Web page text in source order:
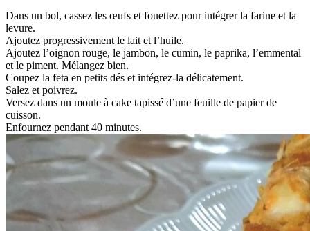
Dans un bol, cassez les œufs et fouettez pour intégrer la farine et la
levure.
Ajoutez progressivement le lait et l’huile.
Ajoutez l’oignon rouge, le jambon, le cumin, le paprika, l’emmental
et le piment. Mélangez bien.
Coupez la feta en petits dés et intégrez-la délicatement.
Salez et poivrez.
Versez dans un moule à cake tapissé d’une feuille de papier de
cuisson.
Enfournez pendant 40 minutes.